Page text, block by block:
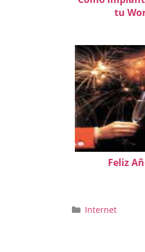
tu
Feliz
Categorías
Internet